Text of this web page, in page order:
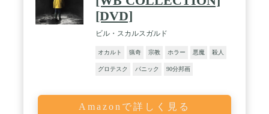
[DVD]
ビル・スカルスガルド
オカルト 猟奇 宗教 ホラー 悪魔 殺人
グロテスク パニック 90分邦画
Amazonで詳しく見る